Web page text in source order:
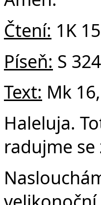
Čtení: 1K
Píseň: S
Text: Mk
Haleluja.
radujme se